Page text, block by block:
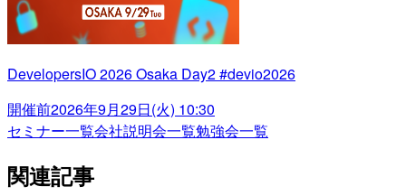
DevelopersIO 2026 Osaka Day2 #devio2026
開催前2026年9月29日(火) 10:30
セミナー一覧会社説明会一覧勉強会一覧
関連記事